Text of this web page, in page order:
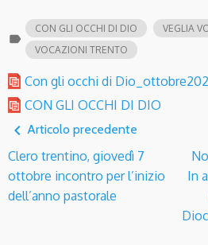
label
CON GLI OCCHI DI DIO
VEGLIA
VOCAZIONI TRENTO
Con gli occhi di
CON GLI OCCHI DI DIO
navigate_before Articolo precedente
Clero trentino, giovedì 7
ottobre incontro per l’inizio
dell’anno pastorale
In